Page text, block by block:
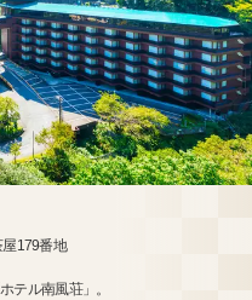
179番地
テル南風荘」。